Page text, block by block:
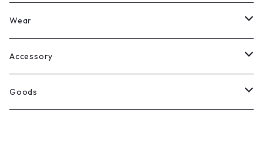
Legit Eyewear
Select
ボストン
ウェリントン
スクエア
Wear
All
Tee
Accessory
Ring
Goods